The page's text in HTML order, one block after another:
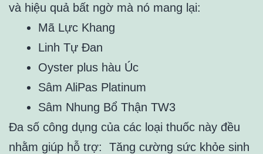
và hiệu quả bất ngờ mà nó mang lại:
Mã Lực Khang
Linh Tự Đan
Oyster plus hàu Úc
Sâm AliPas Platinum
Sâm Nhung Bổ Thận TW3
Đa số công dụng của các loại thuốc này đều
nhằm giúp hỗ trợ: Tăng cường sức khỏe sinh